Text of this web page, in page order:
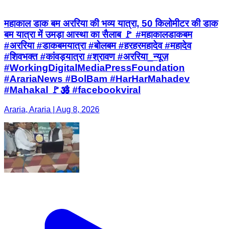
महाकाल डाक बम अररिया की भव्य यात्रा, 50 किलोमीटर की डाक
बम यात्रा में उमड़ा आस्था का सैलाब 🚩 #महाकालडाकबम
#अररिया #डाकबमयात्रा #बोलबम #हरहरमहादेव #महादेव
#शिवभक्त #कांवड़यात्रा #श्रावण #अररिया_न्यूज़
#WorkingDigitalMediaPressFoundation
#ArariaNews #BolBam #HarHarMahadev
#Mahakal 🚩🕉️ #facebookviral
Araria, Araria | Aug 8, 2026